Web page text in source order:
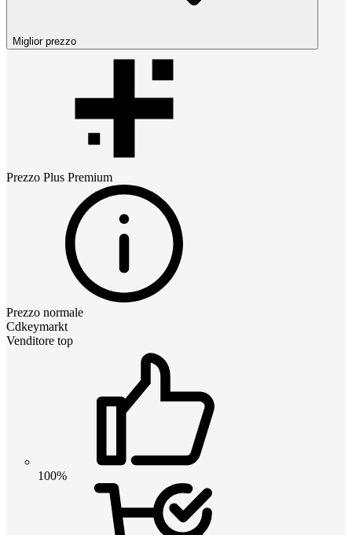
Miglior prezzo
Prezzo Plus Premium
Prezzo normale
Cdkeymarkt
Venditore top
100%